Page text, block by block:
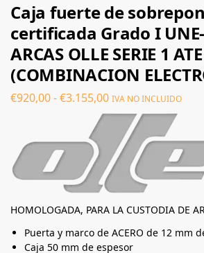
Caja fuerte de
certificada Grado I
ARCAS OLLE SERIE 1 ATE
(COMBINACION
€920,00-€3.155,00 IVA NO INCLUIDO
HOMOLOGADA, PARA LA CUSTODIA DE
Puerta y marco de ACERO de 12 mm
Caja 50 mm de espesor